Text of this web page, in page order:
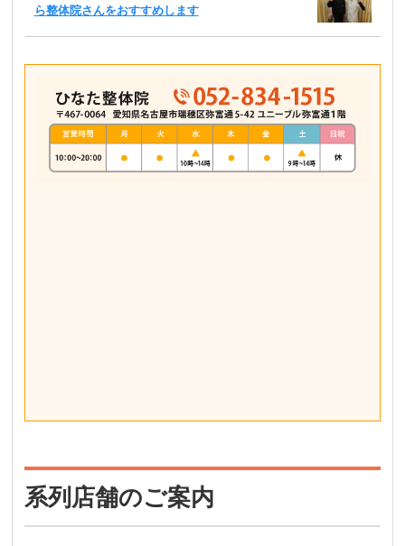
ら整体院さんをおすすめします
系列店舗のご案内